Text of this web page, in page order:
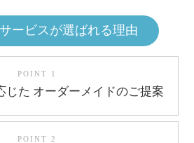
ービスが選ばれる理由
POINT 1
じた オーダーメイドのご提案
POINT 2